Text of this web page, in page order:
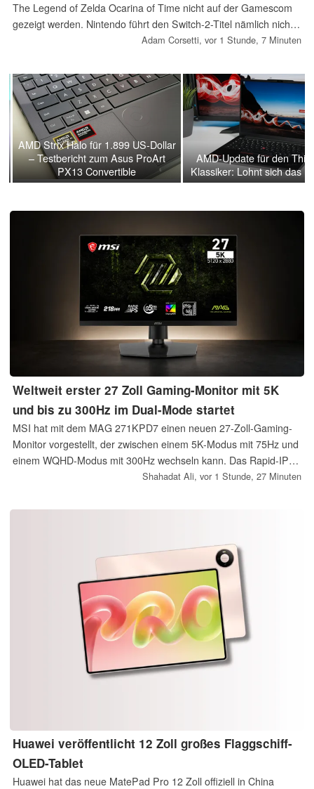
The Legend of Zelda Ocarina of Time nicht auf der Gamescom
gezeigt werden. Nintendo führt den Switch-2-Titel nämlich nicht
unter den auf der Messe spielbaren Demos auf. Da bislang
weiterhin auf Gameplay-Material und den Start der
Vorbestellungen.
Adam Corsetti, vor 1 Stunde, 7 Minuten
AMD Strix Halo für 1.899 US-Dollar
– Testbericht zum Asus ProArt
PX13 Convertible
AMD-Update für den
Klassiker: Lohnt sich das
Weltweit erster 27 Zoll Gaming-Monitor mit 5K
und bis zu 300Hz im Dual-Mode startet
MSI hat mit dem MAG 271KPD7 einen neuen 27-Zoll-Gaming-
Monitor vorgestellt, der zwischen einem 5K-Modus mit 75Hz und
einem WQHD-Modus mit 300Hz wechseln kann. Das Rapid-IPS-
Panel unterstützt außerdem DisplayHDR 400 und bietet KI-
Shahadat Ali, vor 1 Stunde, 27 Minuten
Huawei veröffentlicht 12 Zoll großes Flaggschiff-
OLED-Tablet
Huawei hat das neue MatePad Pro 12 Zoll offiziell in China